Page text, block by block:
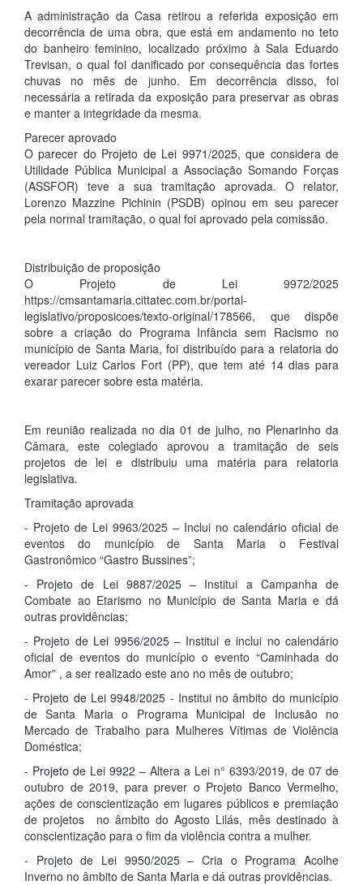
A administração da Casa retirou a referida exposição em
decorrência de uma obra, que está em andamento no teto
do banheiro feminino, localizado próximo à Sala Eduardo
Trevisan, o qual foi danificado por consequência das fortes
chuvas no mês de junho. Em decorrência disso, foi
necessária a retirada da exposição para preservar as obras
e manter a integridade da mesma.
Parecer aprovado
O parecer do Projeto de Lei 9971/2025, que considera de
Utilidade Pública Municipal a Associação Somando Forças
(ASSFOR) teve a sua tramitação aprovada. O relator,
Lorenzo Mazzine Pichinin (PSDB) opinou em seu parecer
pela normal tramitação, o qual foi aprovado pela comissão.
Distribuição de proposição
O Projeto de Lei 9972/2025
https://cmsantamaria.cittatec.com.br/portal-
legislativo/proposicoes/texto-original/178566, que dispõe
sobre a criação do Programa Infância sem Racismo no
município de Santa Maria, foi distribuído para a relatoria do
vereador Luiz Carlos Fort (PP), que tem até 14 dias para
exarar parecer sobre esta matéria.
Em reunião realizada no dia 01 de julho, no Plenarinho da
Câmara, este colegiado aprovou a tramitação de seis
projetos de lei e distribuiu uma matéria para relatoria
legislativa.
Tramitação aprovada
- Projeto de Lei 9963/2025 – Inclui no calendário oficial de
eventos do município de Santa Maria o Festival
Gastronômico “Gastro Bussines”;
- Projeto de Lei 9887/2025– Institui a Campanha de
Combate ao Etarismo no Município de Santa Maria e dá
outras providências;
- Projeto de Lei 9956/2025– Institui e inclui no calendário
oficial de eventos do município o evento “Caminhada do
Amor” , a ser realizado este ano no mês de outubro;
- Projeto de Lei 9948/2025 - Institui no âmbito do município
de Santa Maria o Programa Municipal de Inclusão no
Mercado de Trabalho para Mulheres Vítimas de Violência
Doméstica;
- Projeto de Lei 9922 – Altera a Lei n° 6393/2019, de 07 de
outubro de 2019, para prever o Projeto Banco Vermelho,
ações de conscientização em lugares públicos e premiação
de projetos no âmbito do Agosto Lilás, mês destinado à
conscientização para o fim da violência contra a mulher.
- Projeto de Lei 9950/2025– Cria o Programa Acolhe
Inverno no âmbito de Santa Maria e dá outras providências.